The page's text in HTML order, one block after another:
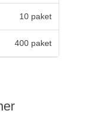
10 paket
400 paket